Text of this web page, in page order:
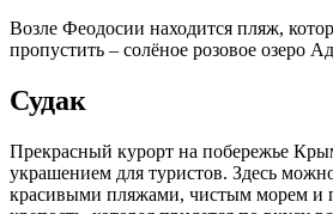
Возле Феодосии находится пляж,
пропустить – солёное розовое озеро
Судак
Прекрасный курорт на побережье
украшением для туристов. Здесь
красивыми пляжами, чистым морем и